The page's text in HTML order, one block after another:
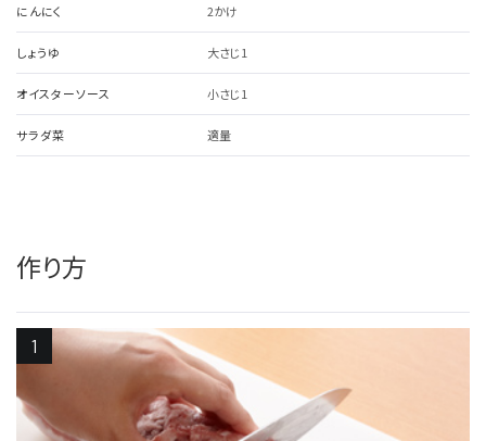
にんにく 2かけ
しょうゆ 大さじ1
オイスターソース 小さじ1
サラダ菜 適量
作り方